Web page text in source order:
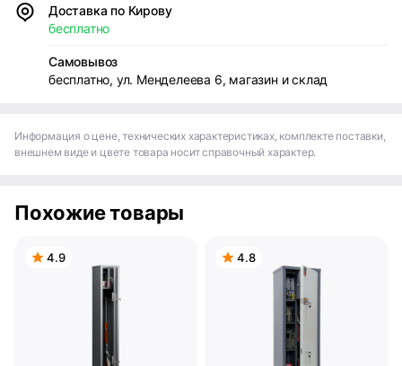
Доставка по Кирову
бесплатно
Самовывоз
бесплатно, ул. Менделеева 6, магазин и склад
Информация о цене, технических характеристиках, комплекте поставки,
внешнем виде и цвете товара носит справочный характер.
Похожие товары
4.9 4.8